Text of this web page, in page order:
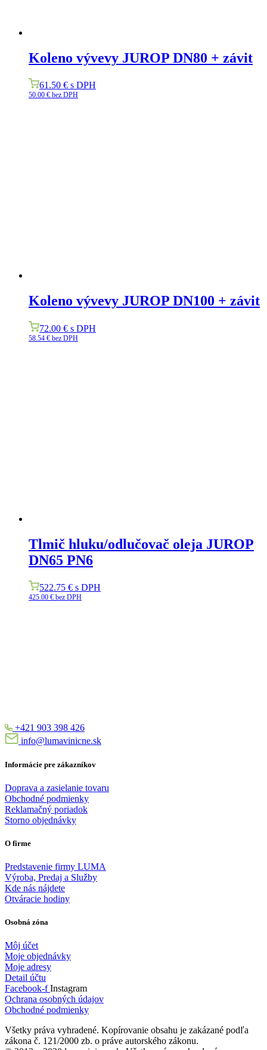
Koleno vývevy JUROP DN80 + závit
61.50 € s DPH
50.00 € bez DPH
Koleno vývevy JUROP DN100 + závit
72.00 € s DPH
58.54 € bez DPH
Tlmič hluku/odlučovač oleja JUROP
DN65 PN6
522.75 € s DPH
425.00 € bez DPH
+421 903 398 426
info@lumavinicne.sk
Informácie pre zákazníkov
Doprava a zasielanie tovaru
Obchodné podmienky
Reklamačný poriadok
Storno objednávky
O firme
Predstavenie firmy LUMA
Výroba, Predaj a Služby
Kde nás nájdete
Otváracie hodiny
Osobná zóna
Môj účet
Moje objednávky
Moje adresy
Detail účtu
Facebook-f Instagram
Ochrana osobných údajov
Obchodné podmienky
Všetky práva vyhradené. Kopírovanie obsahu je zakázané podľa
zákona č. 121/2000 zb. o práve autorského zákonu.